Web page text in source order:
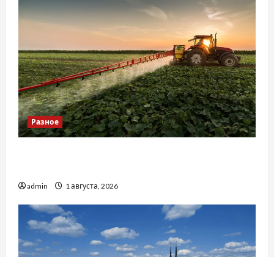
Разное
admin 1 августа, 2026